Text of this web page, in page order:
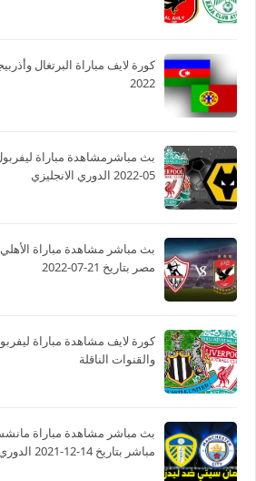
كورة لايف مباراة البرتغال
2022
05-2022 الدوري الانجليزي
بث مباشر مشاهدة مباراة
مصر بتاريخ 21-07-2022
كورة لايف مشاهدة مباراة
والقنوات الناقلة
بث مباشر مشاهدة مباراة
مباشر بتاريخ 14-12-2021 الدوري الانجليزي